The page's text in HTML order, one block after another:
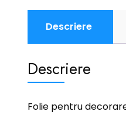
Descriere
Descriere
Folie pentru